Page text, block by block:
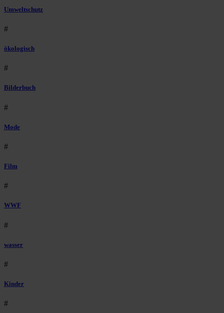
Umweltschutz
#
ökologisch
#
Bilderbuch
#
Mode
#
Film
#
WWF
#
wasser
#
Kinder
#